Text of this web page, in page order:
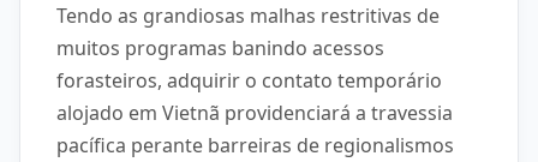
Tendo as grandiosas malhas restritivas de
muitos programas banindo acessos
forasteiros, adquirir o contato temporário
alojado em Vietnã providenciará a travessia
pacífica perante barreiras de regionalismos